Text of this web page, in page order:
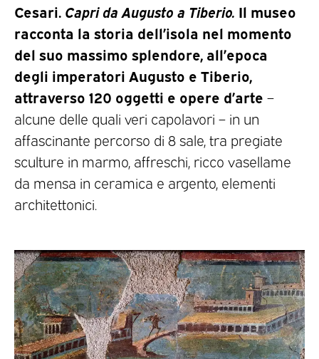
Cesari. Capri da Augusto a Tiberio. Il museo
racconta la storia dell’isola nel momento
del suo massimo splendore, all’epoca
degli imperatori Augusto e Tiberio,
attraverso 120 oggetti e opere d’arte –
alcune delle quali veri capolavori – in un
affascinante percorso di 8 sale, tra pregiate
sculture in marmo, affreschi, ricco vasellame
da mensa in ceramica e argento, elementi
architettonici.